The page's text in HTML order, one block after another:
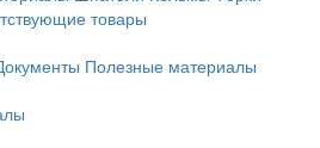
товары
Полезные материалы